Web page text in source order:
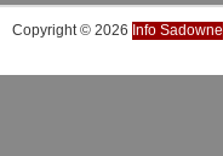
Copyright © 2026 Info Sadowne